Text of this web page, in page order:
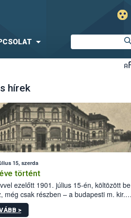
hírek
15, szerda
történt
ezelőtt 1901. július 15-én, költözött be
még csak részben – a budapesti m. kir.
állomás a Kis Rókus utca
alatti, Czigler Győző által tervezett új
>